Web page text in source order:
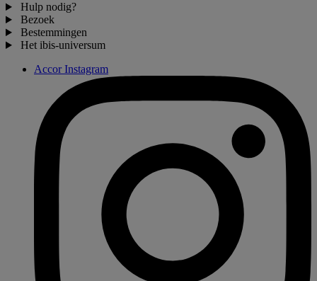
Hulp nodig?
Bezoek
Bestemmingen
Het ibis-universum
Accor Instagram